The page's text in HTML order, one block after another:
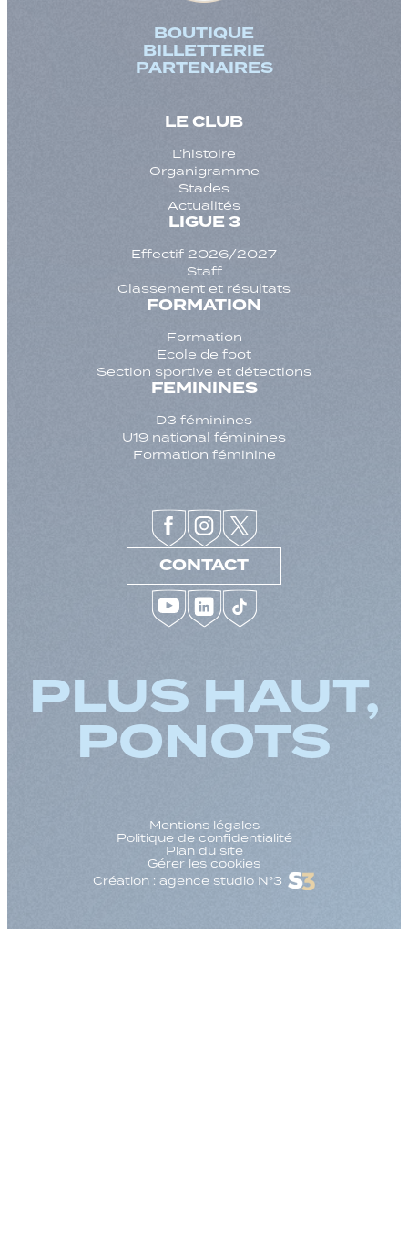
BOUTIQUE
BILLETTERIE
PARTENAIRES
LE CLUB
L’histoire
Organigramme
Stades
Actualités
LIGUE 3
Effectif 2026/2027
Staff
Classement et résultats
FORMATION
Formation
Ecole de foot
Section sportive et détections
FEMININES
D3 féminines
U19 national féminines
Formation féminine
CONTACT
PLUS HAUT,
PONOTS
Mentions légales
Politique de confidentialité
Plan du site
Gérer les cookies
Création : agence studio N°3